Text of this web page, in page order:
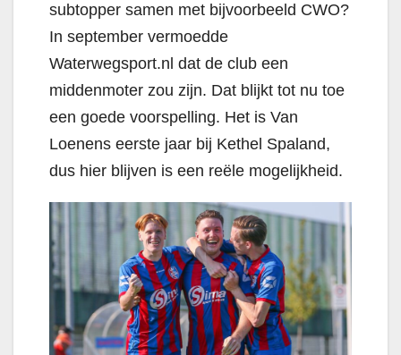
subtopper samen met bijvoorbeeld CWO?
In september vermoedde
Waterwegsport.nl dat de club een
middenmoter zou zijn. Dat blijkt tot nu toe
een goede voorspelling. Het is Van
Loenens eerste jaar bij Kethel Spaland,
dus hier blijven is een reële mogelijkheid.